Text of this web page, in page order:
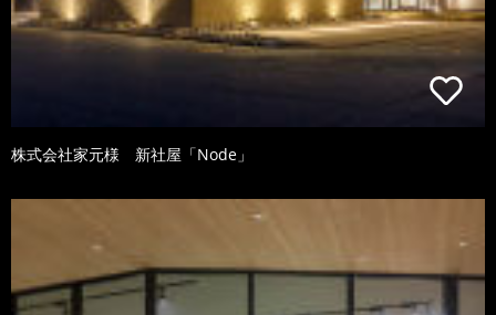
株式会社家元様 新社屋「Node」